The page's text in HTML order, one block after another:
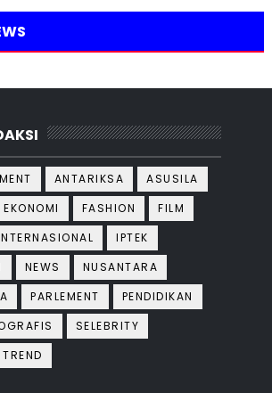
ANTARIKSA
ASUSILA
EKONOMI FASHION
FILM
IPTEK
NEWS
NUSANTARA
PARLEMENT
PENDIDIKAN
SELEBRITY
TREND